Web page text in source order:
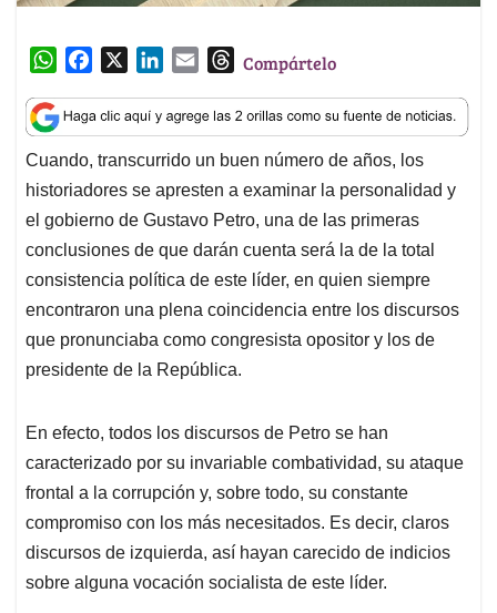
W
a
t
s
A
p
p
c
e
b
o
o
k
n
k
e
d
I
n
a
i
l
T
r
e
a
d
s
Compártelo
Cuando, transcurrido un buen número de años, los
historiadores se apresten a examinar la personalidad y
el gobierno de Gustavo Petro, una de las primeras
conclusiones de que darán cuenta será la de la total
consistencia política de este líder, en quien siempre
encontraron una plena coincidencia entre los discursos
que pronunciaba como congresista opositor y los de
presidente de la República.
En efecto, todos los discursos de Petro se han
caracterizado por su invariable combatividad, su ataque
frontal a la corrupción y, sobre todo, su constante
compromiso con los más necesitados. Es decir, claros
discursos de izquierda, así hayan carecido de indicios
sobre alguna vocación socialista de este líder.